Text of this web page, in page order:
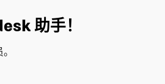
助手！